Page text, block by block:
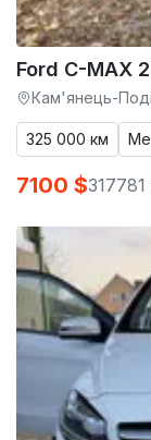
Ford C-MAX
Кам'янець-
325 000 км
7100 $317781